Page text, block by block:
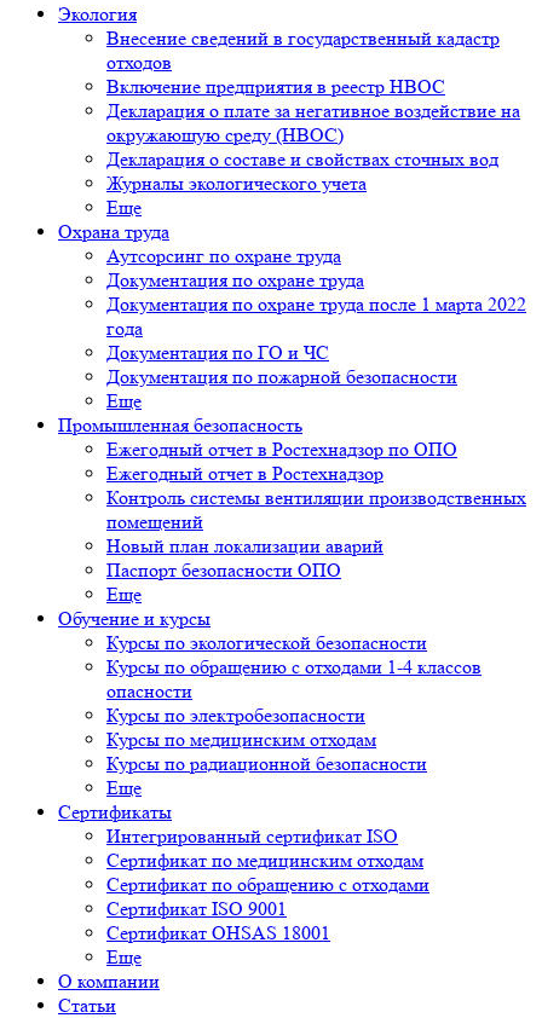
Экология
Внесение сведений в государственный кадастр
отходов
Включение предприятия в реестр НВОС
Декларация о плате за негативное воздействие на
окружающую среду (НВОС)
Декларация о составе и свойствах сточных вод
Журналы экологического учета
Еще
Охрана труда
Аутсорсинг по охране труда
Документация по охране труда
Документация по охране труда после 1 марта 2022
года
Документация по ГО и ЧС
Документация по пожарной безопасности
Еще
Промышленная безопасность
Ежегодный отчет в Ростехнадзор по ОПО
Ежегодный отчет в Ростехнадзор
Контроль системы вентиляции производственных
помещений
Новый план локализации аварий
Паспорт безопасности ОПО
Еще
Обучение и курсы
Курсы по экологической безопасности
Курсы по обращению с отходами 1-4 классов
опасности
Курсы по электробезопасности
Курсы по медицинским отходам
Курсы по радиационной безопасности
Еще
Сертификаты
Интегрированный сертификат ISO
Cертификат по медицинским отходам
Сертификат по обращению с отходами
Сертификат ISO 9001
Сертификат OHSAS 18001
Еще
О компании
Cтатьи